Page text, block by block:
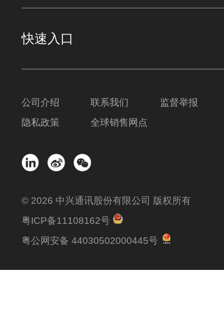
快速入口
公司介绍 联系我们
监督举报
隐私政策
全球销售网点
© 2026 中兴通讯股份有限公司 版权所有
粤ICP备11108162号
粤公网安备 44030502000445号